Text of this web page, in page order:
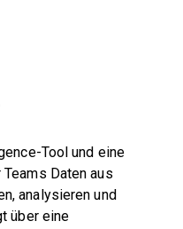
Tool und eine
Daten aus
analysieren und
über eine